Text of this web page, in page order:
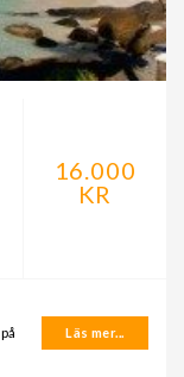
16.000
KR
på
Läs mer...